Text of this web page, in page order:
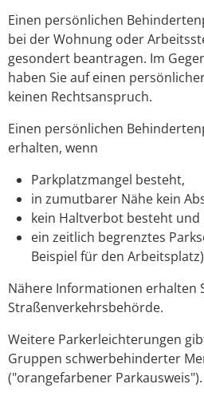
Einen persönlichen
bei der Wohnung oder
gesondert beantragen. Im
haben Sie auf einen
keinen Rechtsanspruch.
Einen persönlichen
erhalten, wenn
Parkplatzmangel besteht,
in zumutbarer Nähe kein
kein Haltverbot besteht und
ein zeitlich begrenztes
Beispiel für den
Nähere Informationen erhalten
Straßenverkehrsbehörde.
Weitere Parkerleichterungen
Gruppen schwerbehinderter
("orangefarbener Parkausweis").